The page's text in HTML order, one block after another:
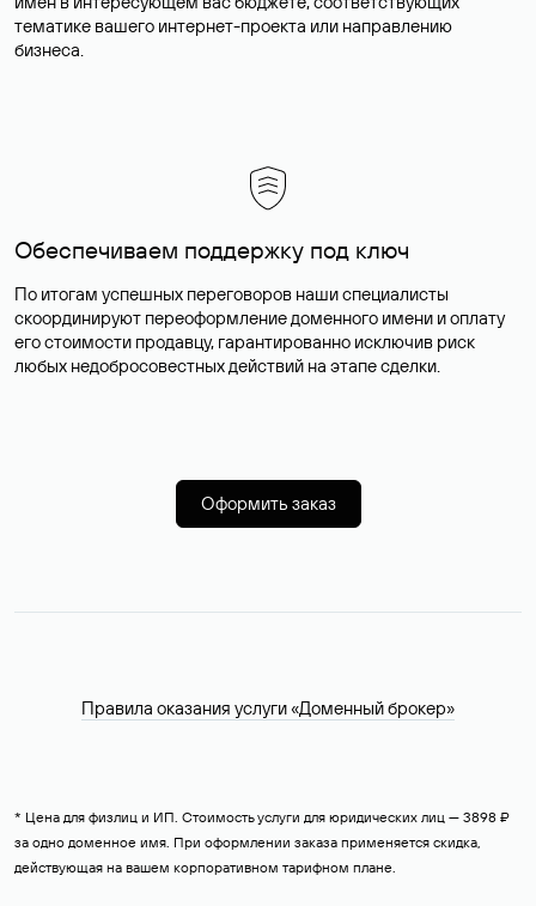
тематике вашего интернет-проекта или направлению
бизнеса.
Обеспечиваем поддержку под ключ
По итогам успешных переговоров наши специалисты
скоординируют переоформление доменного имени и оплату
его стоимости продавцу, гарантированно исключив риск
любых недобросовестных действий на этапе сделки.
Оформить заказ
Правила оказания услуги «Доменный брокер»
* Цена для физлиц и ИП. Стоимость услуги для юридических лиц — 3898 ₽
за одно доменное имя. При оформлении заказа применяется скидка,
действующая на вашем корпоративном тарифном плане.